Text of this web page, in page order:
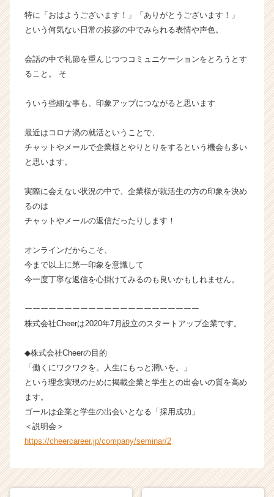
r）
特に「おはようございます！」「ありがとうございます！」
という何気ない日常の挨拶の中でみられる表情や声色。
会話の中で礼節を重んじつつコミュニケーションをとろうとす
ること。 そ
ういう些細な事も、印象アップにつながると思います
最近はコロナ渦の就活ということで、
チャットやメールで企業様とやりとりをするという機会も多い
と思います。
実際に会えない状況の中で、企業様が就活生の方の印象を決め
るのは
チャットやメールの返信だったりします！
オンラインだからこそ、
今まで以上に第一印象を意識して
今一度丁寧な返信を心掛けてみるのも良いかもしれません。
ーーーーーーーーーーーーーーーーーーーーーー
株式会社Cheerは2020年7月設立のスタートアップ企業です。
◆株式会社Cheerの目的
「働くにワクワクを。人生にもっと潤いを。」
という理念実現のために掲載企業と学生との出会いの質を高め
ます。
ゴールは企業と学生の出会いとなる「採用成功」
＜説明会＞
https://cheercareer.jp/company/seminar/2